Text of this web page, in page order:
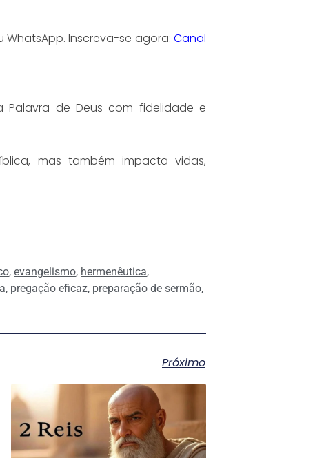
Inscreva-se agora: Canal
de Deus com fidelidade e
mas também impacta vidas,
, evangelismo, hermenêutica,
, pregação eficaz, preparação de sermão,
Próximo